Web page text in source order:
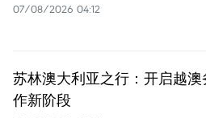
07/08/2026 04:12
苏林澳大利亚之行：开启越澳
作新阶段